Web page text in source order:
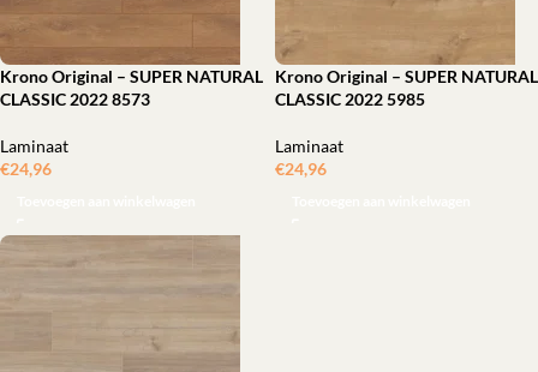
Krono Original – SUPER NATURAL
CLASSIC 2022 8573
Laminaat
€24,96
Krono Original – SUPER NATURAL
CLASSIC 2022 5985
Laminaat
€24,96